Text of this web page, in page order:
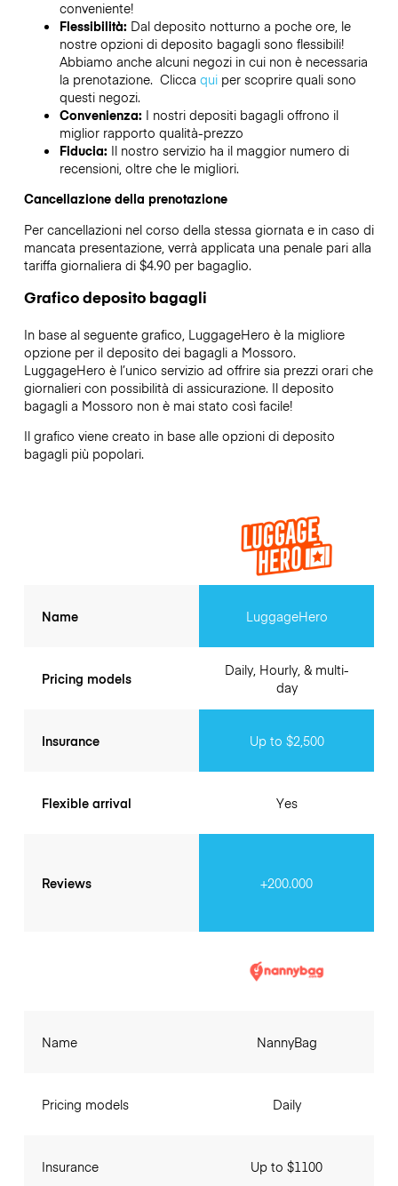
conveniente!
Flessibilità: Dal deposito notturno a poche ore, le
nostre opzioni di deposito bagagli sono flessibili!
Abbiamo anche alcuni negozi in cui non è necessaria
la prenotazione. Clicca quiper scoprire quali sono
questi negozi.
Convenienza: I nostri depositi bagagli offrono il
miglior rapporto qualità-prezzo
Fiducia: Il nostro servizio ha il maggior numero di
recensioni, oltre che le migliori.
Cancellazione della prenotazione
Per cancellazioni nel corso della stessa giornata e in caso di
mancata presentazione, verrà applicata una penale pari alla
tariffa giornaliera di $4.90 per bagaglio.
Grafico deposito bagagli
In base al seguente grafico, LuggageHero è la migliore
opzione per il deposito dei bagagli a Mossoro.
LuggageHero è l’unico servizio ad offrire sia prezzi orari che
giornalieri con possibilità di assicurazione. Il deposito
bagagli a Mossoro non è mai stato così facile!
Il grafico viene creato in base alle opzioni di deposito
bagagli più popolari.
Name
Pricing models
Insurance
Flexible arrival
Reviews
LuggageHero
Daily, Hourly, & multi-
day
Up to $2,500
Yes
+200.000
Name
Pricing models
Insurance
NannyBag
Daily
Up to $1100